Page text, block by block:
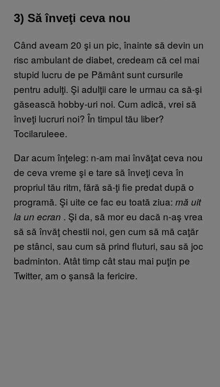
3) Să înveţi ceva nou
Când aveam 20 şi un pic, înainte să devin un
risc ambulant de diabet, credeam că cel mai
stupid lucru de pe Pământ sunt cursurile
pentru adulţi. Şi adulţii care le urmau ca să-şi
găsească hobby-uri noi. Cum adică, vrei să
înveţi lucruri noi? În timpul tău liber?
Tocilaruleee.
Dar acum înţeleg: n-am mai învăţat ceva nou
de ceva vreme şi e tare să înveţi ceva în
propriul tău ritm, fără să-ţi fie predat după o
programă. Şi uite ce fac eu toată ziua: mă uit
la un ecran . Şi da, să mor eu dacă n-aş vrea
să să învăţ chestii noi, gen cum să mă caţăr
pe stânci, sau cum să prind fluturi, sau să joc
badminton. Atât timp cât stau mai puţin pe
Twitter, am o şansă la fericire.